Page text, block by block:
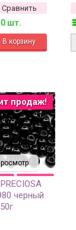
Сравнить
шт.
продаж!
черный